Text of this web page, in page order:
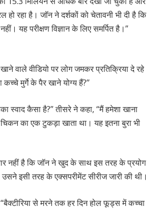
हो रहा है। जॉन ने दर्शकों को चेतावनी भी दी है कि
यह परीक्षण विज्ञान के लिए समर्पित है।”
वाले वीडियो पर लोग जमकर प्रतिक्रिया दे रहे
मुर्गे के पैर खाने योग्य हैं?”
स्वाद कैसा है?” तीसरे ने कहा, “मैं हमेशा खाना
का एक टुकड़ा खाता था। यह इतना बुरा भी
नहीं है कि जॉन ने खुद के साथ इस तरह के प्रयोग
इसी तरह के एक्सपरीमेंट सीरीज जारी की थी।
से मरने तक हर दिन होल फूड्स में कच्चा